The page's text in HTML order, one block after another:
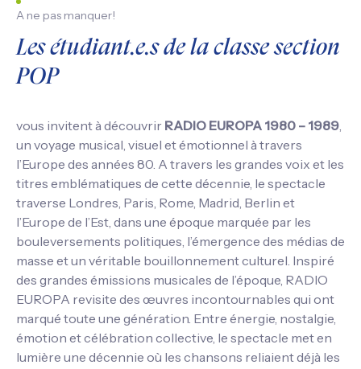
A ne pas manquer!
Les étudiant.e.s de la classe section
POP
vous invitent à découvrir RADIO EUROPA 1980 – 1989,
un voyage musical, visuel et émotionnel à travers
l’Europe des années 80. A travers les grandes voix et les
titres emblématiques de cette décennie, le spectacle
traverse Londres, Paris, Rome, Madrid, Berlin et
l’Europe de l’Est, dans une époque marquée par les
bouleversements politiques, l’émergence des médias de
masse et un véritable bouillonnement culturel. Inspiré
des grandes émissions musicales de l’époque, RADIO
EUROPA revisite des œuvres incontournables qui ont
marqué toute une génération. Entre énergie, nostalgie,
émotion et célébration collective, le spectacle met en
lumière une décennie où les chansons reliaient déjà les